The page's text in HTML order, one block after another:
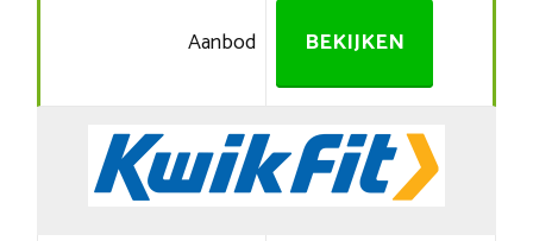
Aanbod BEKIJKEN